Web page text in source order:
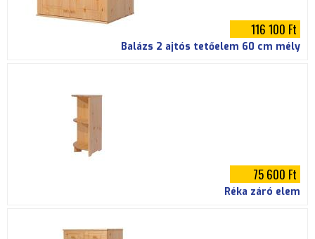
116 100 Ft
Balázs 2 ajtós tetőelem 60 cm mély
75 600 Ft
Réka záró elem